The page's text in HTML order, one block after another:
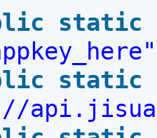
static
static